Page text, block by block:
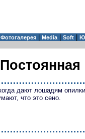
Фотогалерея Media| Soft
Постоянная
дают лошадям
что это сено.